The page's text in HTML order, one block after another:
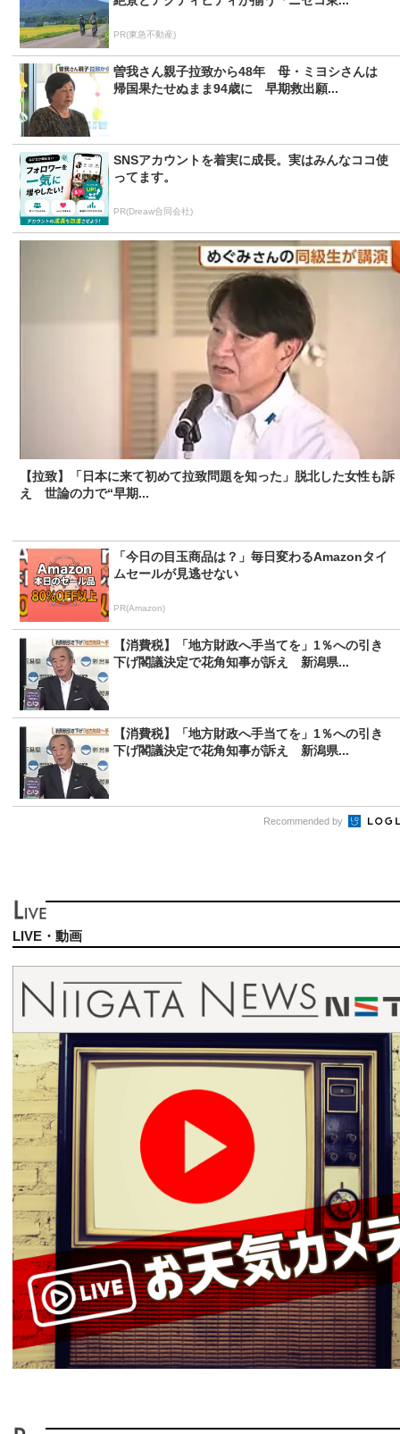
PR(東急不動産)
曽我さん親子拉致から48年 母・ミヨシさんは
帰国果たせぬまま94歳に 早期救出願...
SNSアカウントを着実に成長。実はみんなココ使
ってます。
PR(Dreaw合同会社)
【拉致】「日本に来て初めて拉致問題を知った」脱北した女性も訴
え 世論の力で“早期...
「今日の目玉商品は？」毎日変わるAmazonタイ
ムセールが見逃せない
PR(Amazon)
【消費税】「地方財政へ手当てを」1％への引き
下げ閣議決定で花角知事が訴え 新潟県...
【消費税】「地方財政へ手当てを」1％への引き
下げ閣議決定で花角知事が訴え 新潟県...
Recommended by
LIVE・動画